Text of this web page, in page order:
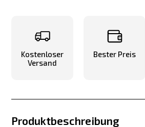
Kostenloser
Versand
Bester Preis
Produktbeschreibung